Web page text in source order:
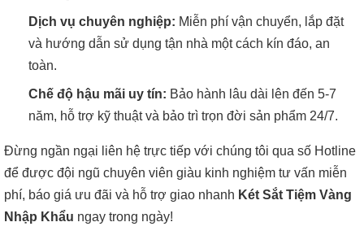
Dịch vụ chuyên nghiệp: Miễn phí vận chuyển, lắp đặt
và hướng dẫn sử dụng tận nhà một cách kín đáo, an
toàn.
Chế độ hậu mãi uy tín: Bảo hành lâu dài lên đến 5-7
năm, hỗ trợ kỹ thuật và bảo trì trọn đời sản phẩm 24/7.
Đừng ngần ngại liên hệ trực tiếp với chúng tôi qua số Hotline
để được đội ngũ chuyên viên giàu kinh nghiệm tư vấn miễn
phí, báo giá ưu đãi và hỗ trợ giao nhanh Két Sắt Tiệm Vàng
Nhập Khẩu ngay trong ngày!